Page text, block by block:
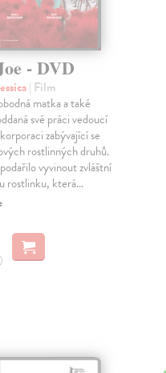
- DVD
| Film
matka a také
své práci vedoucí
zabývající se
rostlinných druhů.
vyvinout zvláštní
rostlinku, která…